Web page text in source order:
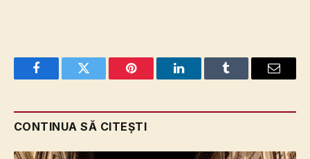
FacebookTwitter Pinterest LinkedInTumblr Email
CONTINUA SĂ CITEȘTI